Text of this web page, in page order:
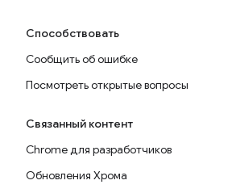
Способствовать
Сообщить об ошибке
Посмотреть открытые вопросы
Связанный контент
Chrome для разработчиков
Обновления Хрома